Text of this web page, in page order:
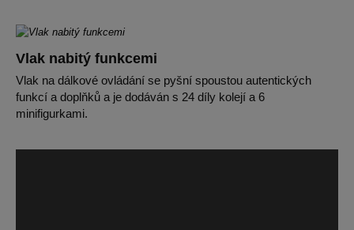
Vlak nabitý funkcemi
Vlak na dálkové ovládání se pyšní spoustou autentických
funkcí a doplňků a je dodáván s 24 díly kolejí a 6
minifigurkami.